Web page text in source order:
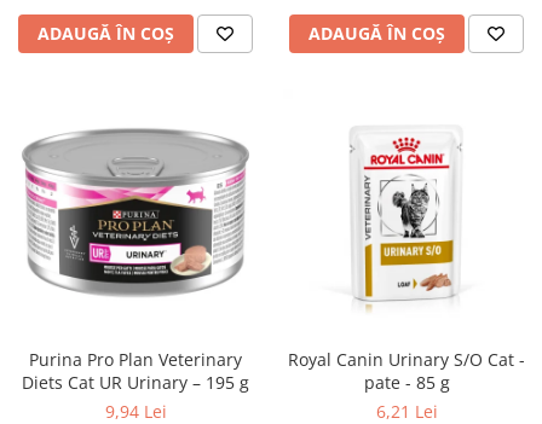
ADAUGĂ ÎN COȘ ADAUGĂ ÎN COȘ
Purina Pro Plan Veterinary
Diets Cat UR Urinary – 195 g
9,94 Lei
Royal Canin Urinary S/O Cat -
pate - 85 g
6,21 Lei